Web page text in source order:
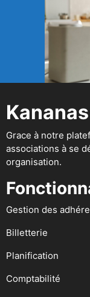
Kananas
Grace à notre
associations à se
organisation.
Gestion des
Billetterie
Planification
Comptabilité